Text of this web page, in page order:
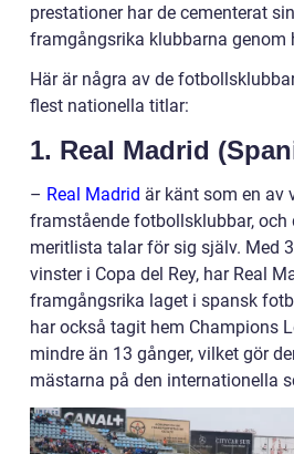
prestationer har de cementerat
framgångsrika klubbarna genom
Här är några av de
flest nationella titlar:
1. Real Madrid
– Real Madrid är känt som en av
framstående fotbollsklubbar, och
meritlista talar för sig själv. Med
vinster i Copa del Rey, har Real
framgångsrika laget i spansk
har också tagit hem Champions
mindre än 13 gånger, vilket gör
mästarna på den internationella